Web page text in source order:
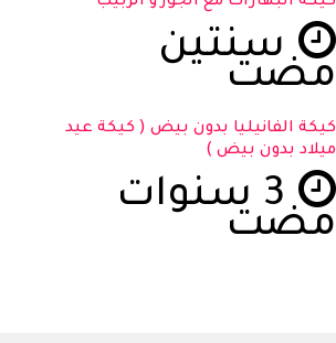
سنتين
مضت
كيكة الفانيليا بدون بيض ( كيكة عيد
ميلاد بدون بيض )
3 سنوات
مضت